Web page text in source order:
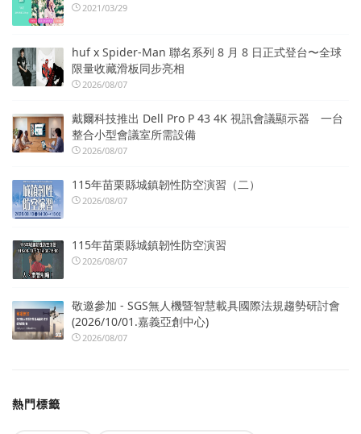
2021/03/29
huf x Spider-Man 聯名系列 8 月 8 日正式登台〜全球
限量收藏滑板同步亮相
2026/08/07
戴爾科技推出 Dell Pro P 43 4K 視訊會議顯示器 一台
整合小型會議室所需設備
2026/08/07
115年苗栗縣城鎮韌性防空演習（二）
2026/08/07
115年苗栗縣城鎮韌性防空演習
2026/08/07
敬邀參加 - SGS無人機暨智慧載具國際法規趨勢研討會
(2026/10/01.嘉義亞創中心)
2026/08/07
熱門標籤